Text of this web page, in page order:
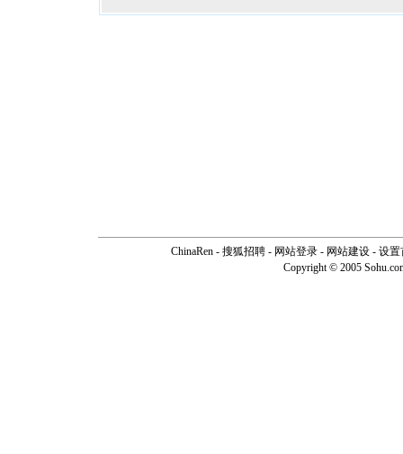
ChinaRen - 搜狐招聘 - 网站登录 - 网站建设 - 设置
Copyright © 2005